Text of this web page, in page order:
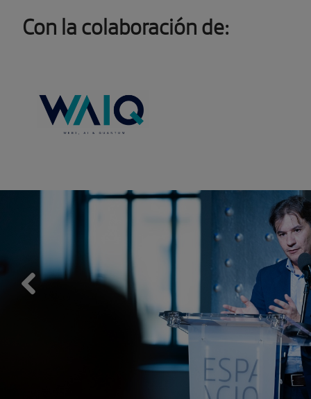
Con la colaboración de: